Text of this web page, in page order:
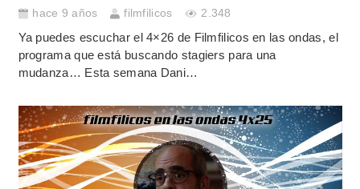
hace 9 años filmfilicos 2.348
Ya puedes escuchar el 4×26 de Filmfilicos en las ondas, el
programa que está buscando stagiers para una
mudanza… Esta semana Dani…